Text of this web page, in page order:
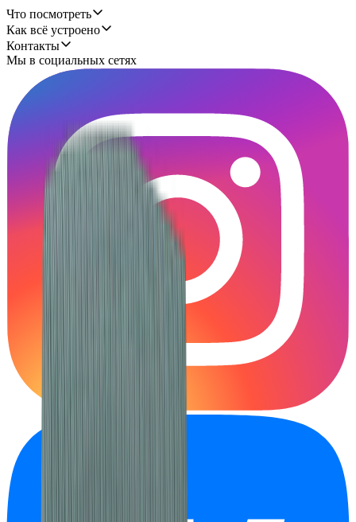
Что посмотреть
Как всё устроено
Контакты
Мы в социальных сетях